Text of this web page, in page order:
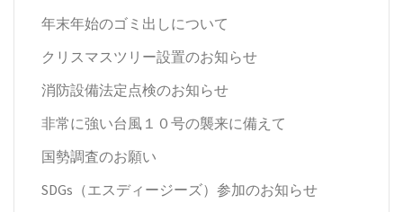
年末年始のゴミ出しについて
クリスマスツリー設置のお知らせ
消防設備法定点検のお知らせ
非常に強い台風１０号の襲来に備えて
国勢調査のお願い
SDGs（エスディージーズ）参加のお知らせ